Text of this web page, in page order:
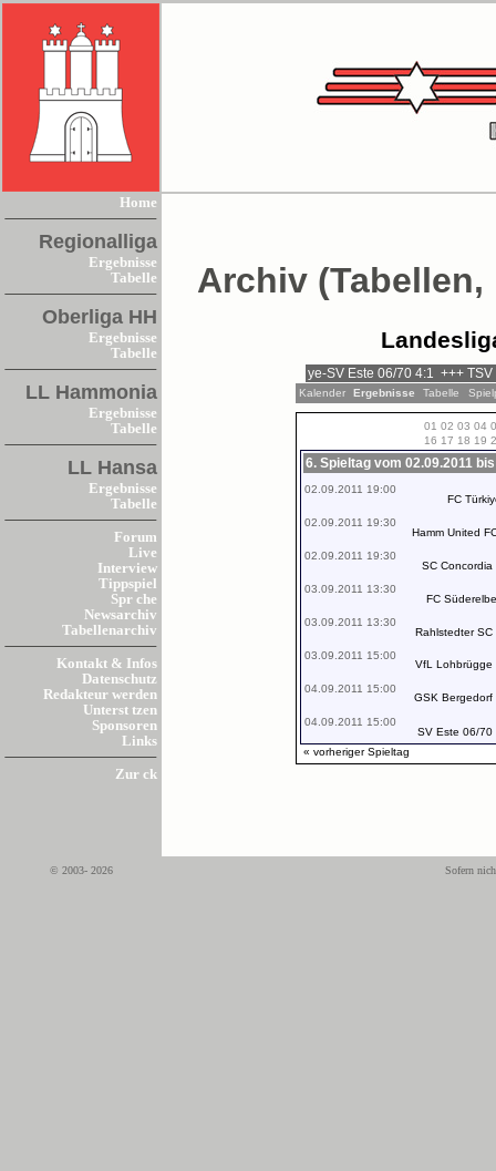
Home
Regionalliga
Ergebnisse
Tabelle
Oberliga HH
Ergebnisse
Tabelle
LL Hammonia
Ergebnisse
Tabelle
LL Hansa
Ergebnisse
Tabelle
Forum
Live
Interview
Tippspiel
Spr che
Newsarchiv
Tabellenarchiv
Kontakt & Infos
Datenschutz
Redakteur werden
Unterst tzen
Sponsoren
Links
Zur ck
Archiv
Kalender Ergebnisse Tabelle
01 02 03 04
16 17 18 19
6. Spieltag vom 02.09.2011
02.09.2011 19:00
FC
02.09.2011 19:30
Hamm United
02.09.2011 19:30
SC Concordia
03.09.2011 13:30
FC Süderelbe
03.09.2011 13:30
Rahlstedter SC
03.09.2011 15:00
VfL Lohbrügge
04.09.2011 15:00
GSK Bergedorf
04.09.2011 15:00
SV Este 06/70
« vorheriger Spieltag
© 2003- 2026 Sofern